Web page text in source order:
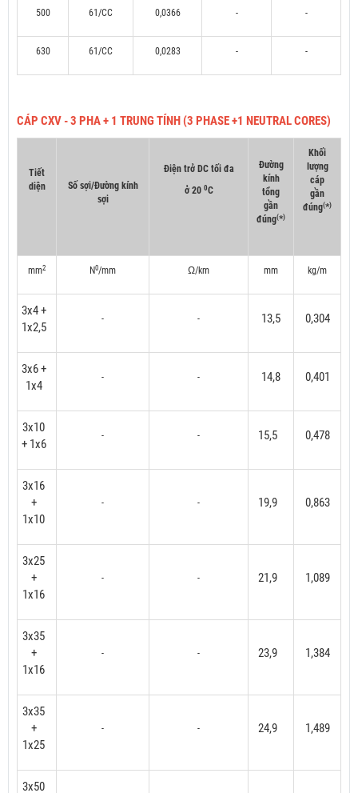
500 61/CC 0,0366 - -
630 61/CC 0,0283 - -
CÁP CXV - 3 PHA + 1 TRUNG TÍNH (3 PHASE +1 NEUTRAL CORES)
Tiết
diện
Số sợi/Đường kính
sợi
Điện trở DC tối đa
ở 20 0C
Đường
kính
tổng
gần
đúng(*)
Khối
lượng
cáp
gần
đúng(*)
mm2 N0/mm Ω/km mm kg/m
3x4 +
1x2,5
- - 13,5 0,304
3x6 +
1x4
- - 14,8 0,401
3x10
+ 1x6
- - 15,5 0,478
3x16
+
1x10
- - 19,9 0,863
3x25
+
1x16
- - 21,9 1,089
3x35
+
1x16
- - 23,9 1,384
3x35
+
1x25
- - 24,9 1,489
3x50